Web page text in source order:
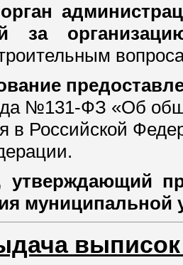
за
№131-ФЗ «Об
в Российской
утверждающий
муниципальной
выписок